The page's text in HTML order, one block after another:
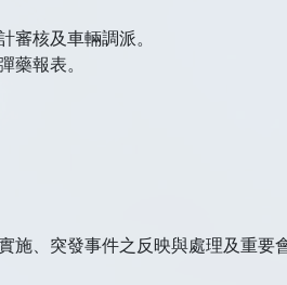
核及車輛調派。
藥報表。
施、突發事件之反映與處理及重要